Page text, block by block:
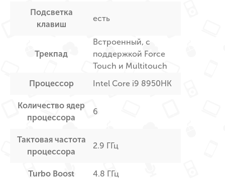
Подсветка
клавиш
есть
Трекпад
Встроенный, с
поддержкой Force
Touch и Multitouch
Процессор
Intel Core i9 8950HK
Количество ядер
процессора
6
Тактовая частота
процессора
2.9 ГГц
Turbo Boost 4.8 ГГц